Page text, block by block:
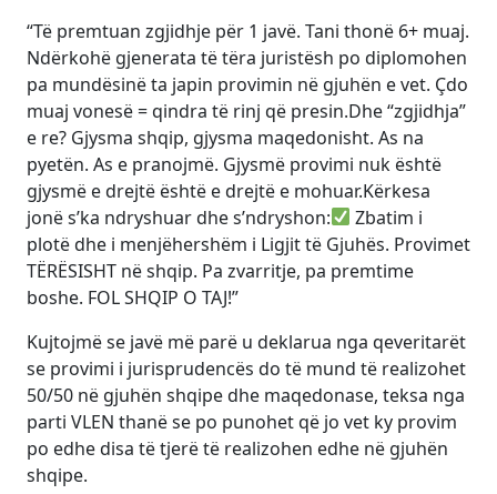
“Të premtuan zgjidhje për 1 javë. Tani thonë 6+ muaj.
Ndërkohë gjenerata të tëra juristësh po diplomohen
pa mundësinë ta japin provimin në gjuhën e vet. Çdo
muaj vonesë = qindra të rinj që presin.Dhe “zgjidhja”
e re? Gjysma shqip, gjysma maqedonisht. As na
pyetën. As e pranojmë. Gjysmë provimi nuk është
gjysmë e drejtë është e drejtë e mohuar.Kërkesa
jonë s’ka ndryshuar dhe s’ndryshon:
Zbatim i
plotë dhe i menjëhershëm i Ligjit të Gjuhës. Provimet
TËRËSISHT në shqip. Pa zvarritje, pa premtime
boshe. FOL SHQIP O TAJ!”
Kujtojmë se javë më parë u deklarua nga qeveritarët
se provimi i jurisprudencës do të mund të realizohet
50/50 në gjuhën shqipe dhe maqedonase, teksa nga
parti VLEN thanë se po punohet që jo vet ky provim
po edhe disa të tjerë të realizohen edhe në gjuhën
shqipe.